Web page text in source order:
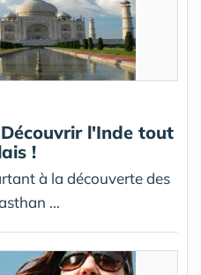
l'Inde tout
!
à la découverte des
...